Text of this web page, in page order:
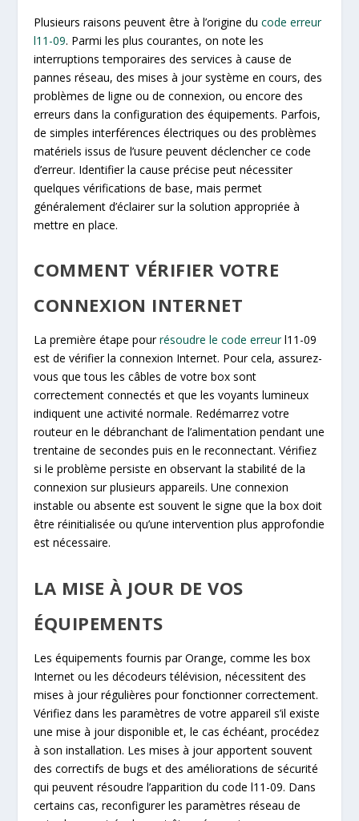
Plusieurs raisons peuvent être à l’origine ducode erreur
l11-09. Parmi les plus courantes, on note les
interruptions temporaires des services à cause de
pannes réseau, des mises à jour système en cours, des
problèmes de ligne ou de connexion, ou encore des
erreurs dans la configuration des équipements. Parfois,
de simples interférences électriques ou des problèmes
matériels issus de l’usure peuvent déclencher ce code
d’erreur. Identifier la cause précise peut nécessiter
quelques vérifications de base, mais permet
généralement d’éclairer sur la solution appropriée à
mettre en place.
COMMENT VÉRIFIER VOTRE
CONNEXION INTERNET
La première étape pourrésoudre le code erreurl11-09
est de vérifier la connexion Internet. Pour cela, assurez-
vous que tous les câbles de votre box sont
correctement connectés et que les voyants lumineux
indiquent une activité normale. Redémarrez votre
routeur en le débranchant de l’alimentation pendant une
trentaine de secondes puis en le reconnectant. Vérifiez
si le problème persiste en observant la stabilité de la
connexion sur plusieurs appareils. Une connexion
instable ou absente est souvent le signe que la box doit
être réinitialisée ou qu’une intervention plus approfondie
est nécessaire.
LA MISE À JOUR DE VOS
ÉQUIPEMENTS
Les équipements fournis par Orange, comme les box
Internet ou les décodeurs télévision, nécessitent des
mises à jour régulières pour fonctionner correctement.
Vérifiez dans les paramètres de votre appareil s’il existe
une mise à jour disponible et, le cas échéant, procédez
à son installation. Les mises à jour apportent souvent
des correctifs de bugs et des améliorations de sécurité
qui peuvent résoudre l’apparition du code l11-09. Dans
certains cas, reconfigurer les paramètres réseau de